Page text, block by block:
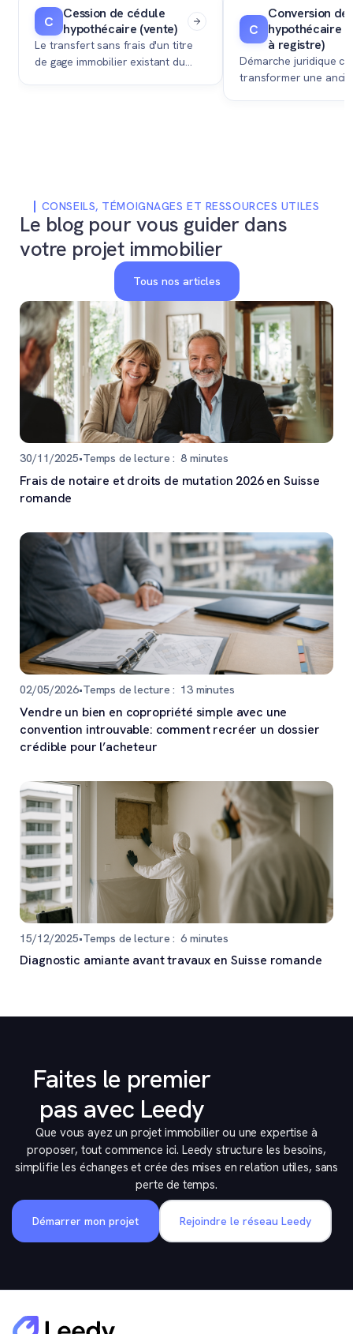
C
Cession de cédule
hypothécaire (vente)
Le transfert sans frais d'un titre
de gage immobilier existant du
C
Conversion
hypothécaire
à registre)
Démarche juridique
transformer une
CONSEILS, TÉMOIGNAGES ET RESSOURCES UTILES
Le blog pour vous guider dans
votre projet immobilier
Tous nos articles
30/11/2025•Temps de lecture : 8minutes
Frais de notaire et droits de mutation 2026 en Suisse
romande
02/05/2026•Temps de lecture : 13minutes
Vendre un bien en copropriété simple avec une
convention introuvable: comment recréer un dossier
crédible pour l’acheteur
15/12/2025•Temps de lecture : 6minutes
Diagnostic amiante avant travaux en Suisse romande
Faites le premier
pas avec Leedy
Que vous ayez un projet immobilier ou une expertise à
proposer, tout commence ici. Leedy structure les besoins,
simplifie les échanges et crée des mises en relation utiles, sans
perte de temps.
Démarrer mon projet Rejoindre le réseau Leedy